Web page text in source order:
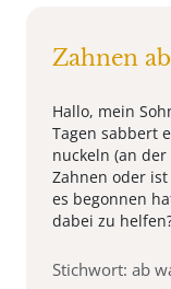
Zahnen
Hallo, mein
Tagen sabbert
nuckeln (an
Zahnen oder
es begonnen
dabei zu
Stichwort: ab